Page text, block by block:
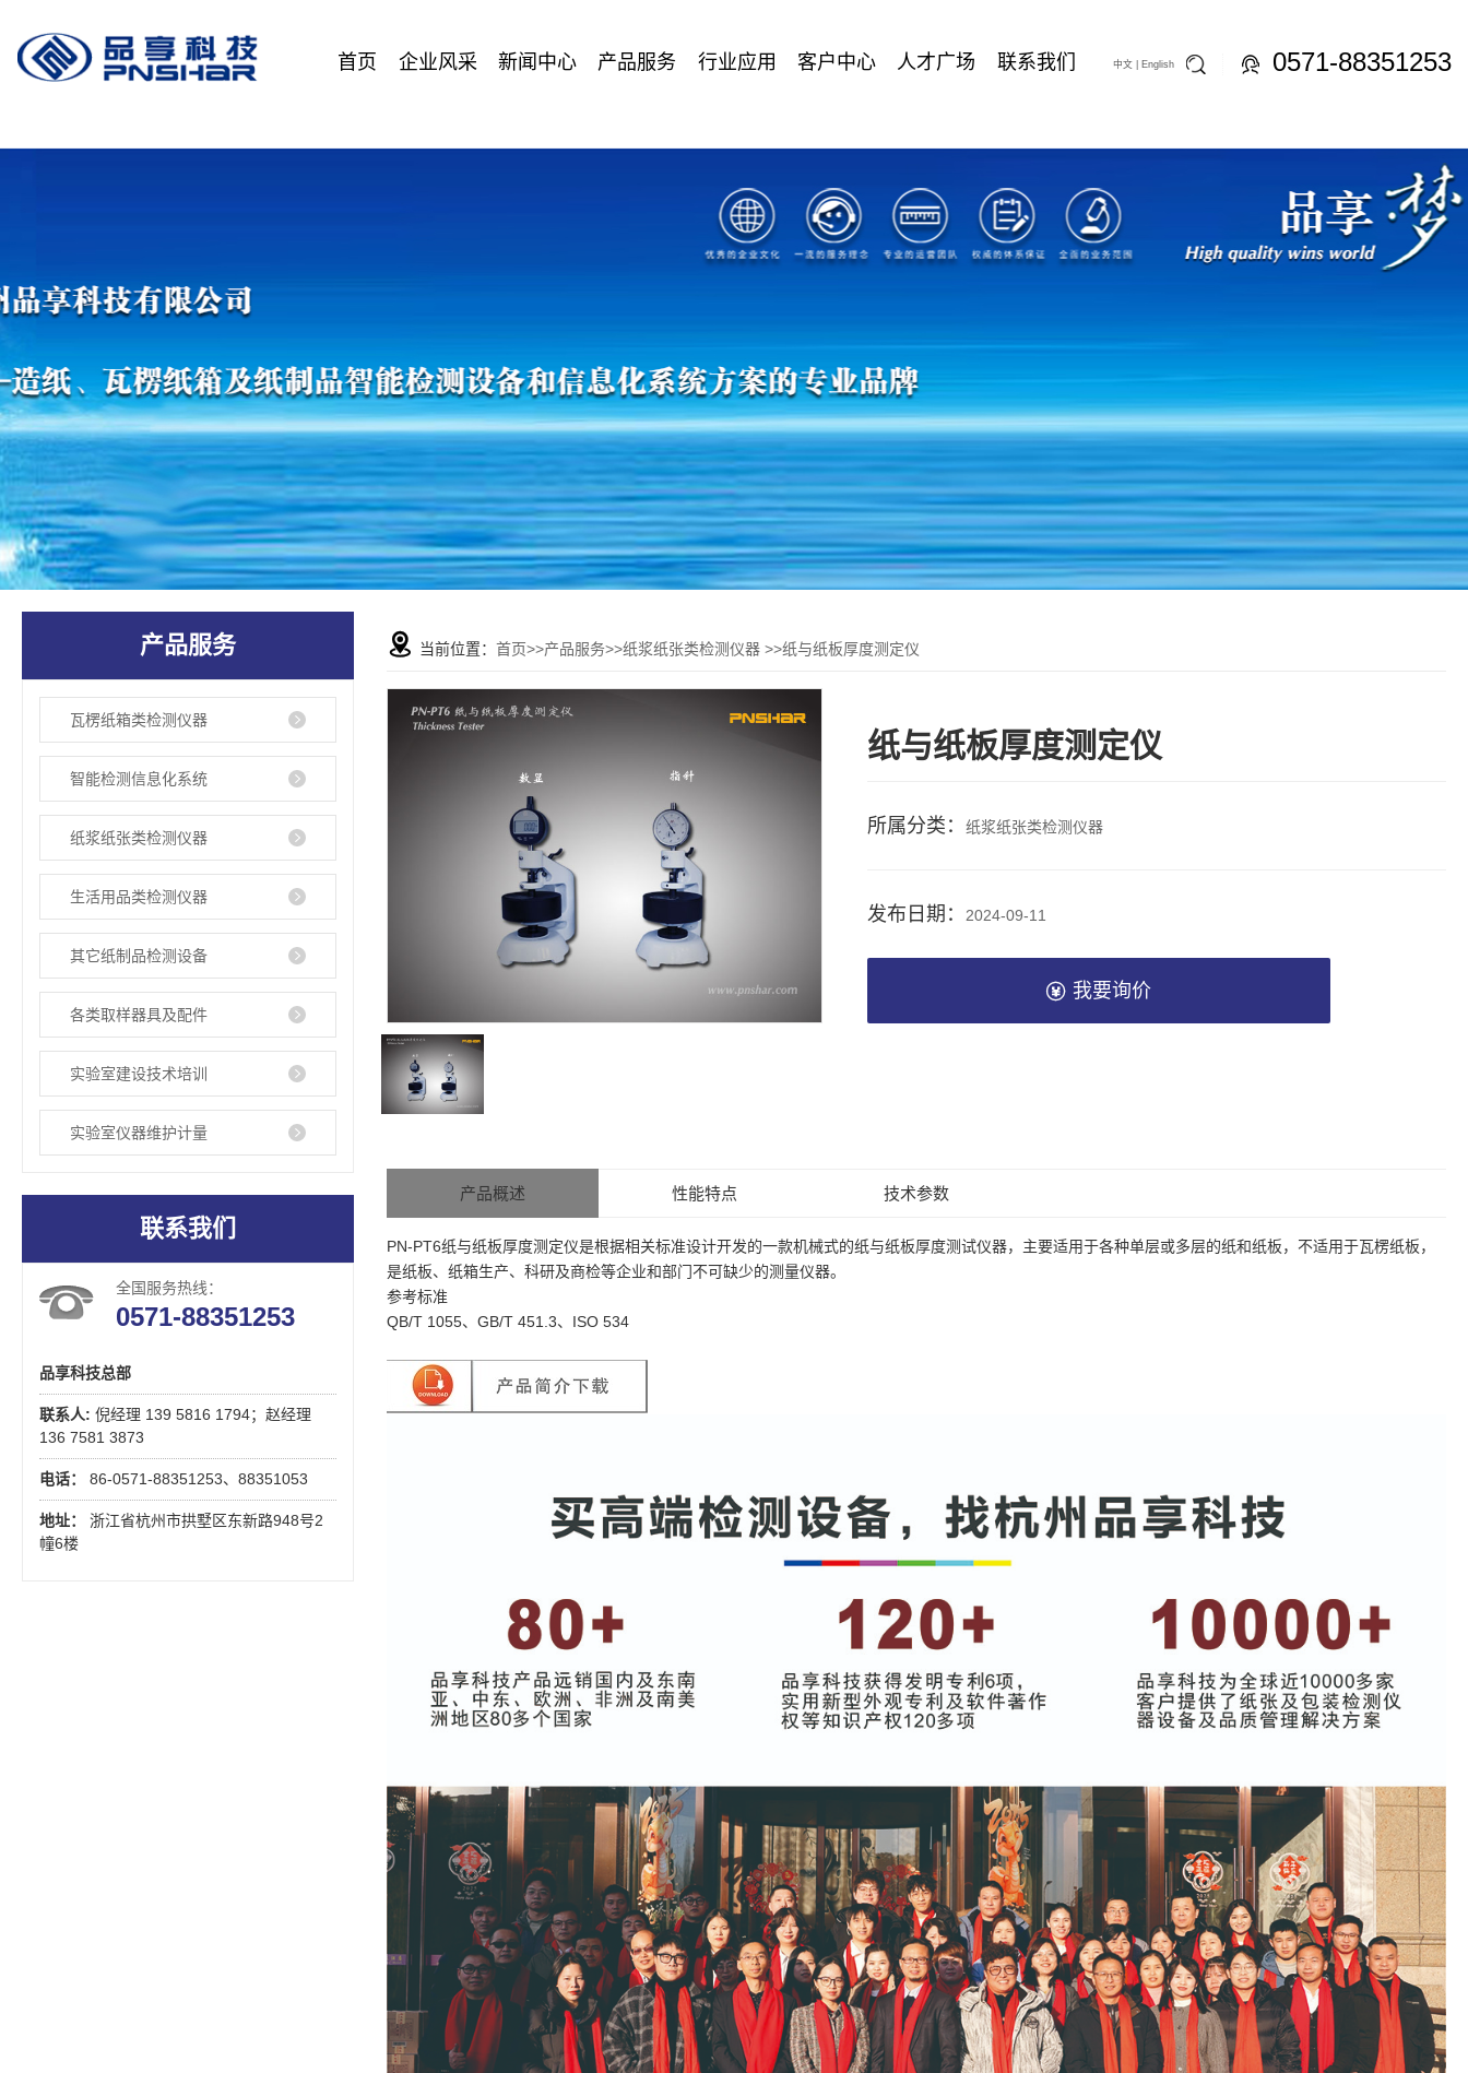
首页 企业风采 新闻中心 产品服务 行业应用 客户中心 人才广场 联系我们 中文 | English 0571-88351253
产品服务
瓦楞纸箱类检测仪器
智能检测信息化系统
纸浆纸张类检测仪器
生活用品类检测仪器
其它纸制品检测设备
各类取样器具及配件
实验室建设技术培训
实验室仪器维护计量
联系我们
全国服务热线：
0571-88351253
品享科技总部
联系人: 倪经理 139 5816 1794；赵经理
136 7581 3873
电话： 86-0571-88351253、88351053
地址： 浙江省杭州市拱墅区东新路948号2
幢6楼
当前位置： 首页>>产品服务>>纸浆纸张类检测仪器>>纸与纸板厚度测定仪
纸与纸板厚度测定仪
所属分类： 纸浆纸张类检测仪器
发布日期： 2024-09-11
我要询价
产品概述 性能特点 技术参数
PN-PT6纸与纸板厚度测定仪是根据相关标准设计开发的一款机械式的纸与纸板厚度测试仪器，主要适用于各种单层或多层的纸和纸板，不适用于瓦楞纸板，
是纸板、纸箱生产、科研及商检等企业和部门不可缺少的测量仪器。
参考标准
QB/T 1055、GB/T 451.3、ISO 534